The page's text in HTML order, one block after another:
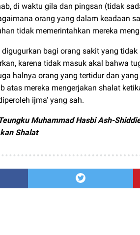
di waktu gila dan pingsan (tidak
orang yang dalam keadaan
tidak memerintahkan mereka
bagi orang sakit yang
karena tidak masuk akal bahwa
halnya orang yang tertidur dan
atas mereka mengerjakan shalat
ijma' yang sah.
Muhammad Hasbi Ash-
Shalat